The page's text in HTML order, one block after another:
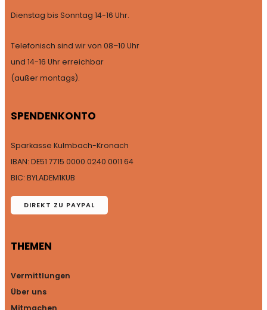
Dienstag bis Sonntag 14-16 Uhr.
Telefonisch sind wir von 08–10 Uhr
und 14-16 Uhr erreichbar
(außermontags).
SPENDENKONTO
Sparkasse Kulmbach-Kronach
IBAN: DE51 7715 0000 0240 0011 64
BIC: BYLADEM1KUB
DIREKT ZU PAYPAL
THEMEN
Vermittlungen
Über uns
Mitmachen